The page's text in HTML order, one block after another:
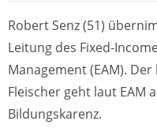
Robert Senz (51)
Leitung des Fixed-
Management (EAM).
Fleischer geht laut EAM
Bildungskarenz.